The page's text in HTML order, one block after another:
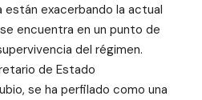
exacerbando la actual
encuentra en un punto de
del régimen.
de Estado
se ha perfilado como una